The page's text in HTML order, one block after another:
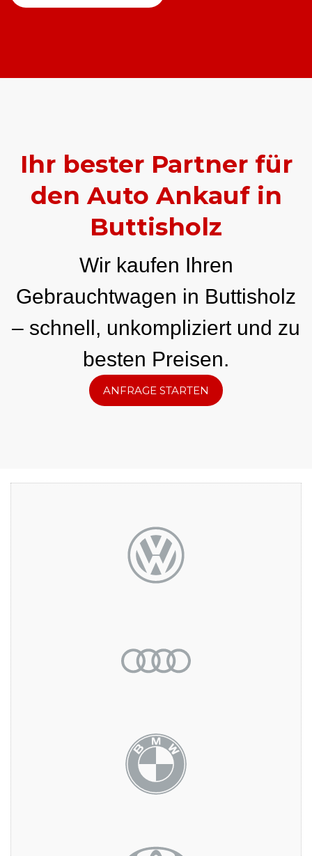
Ihr bester Partner für
den Auto Ankauf in
Buttisholz
Wir kaufen Ihren
Gebrauchtwagen in Buttisholz
– schnell, unkompliziert und zu
besten Preisen.
ANFRAGE STARTEN